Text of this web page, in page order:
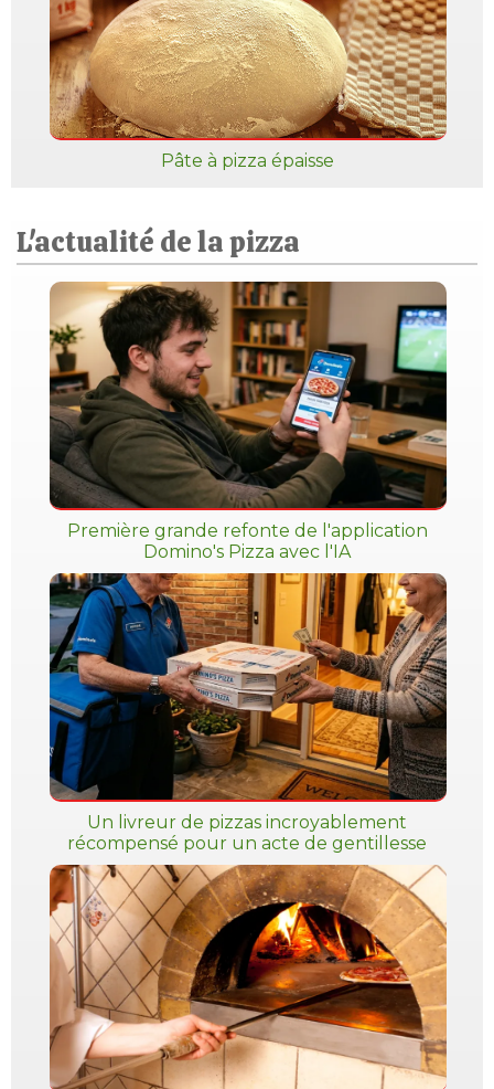
Pâte à pizza épaisse
L'actualité de la pizza
Première grande refonte de l'application
Domino's Pizza avec l'IA
Un livreur de pizzas incroyablement
récompensé pour un acte de gentillesse